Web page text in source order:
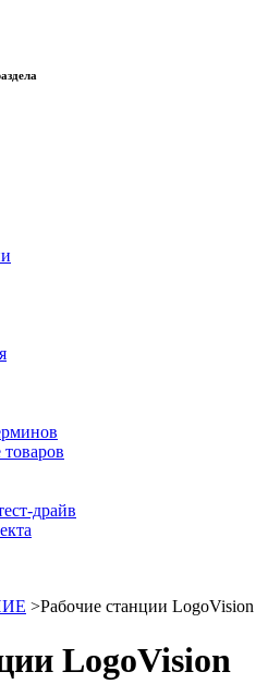
драйв
>Рабочие станции LogoVision
LogoVision